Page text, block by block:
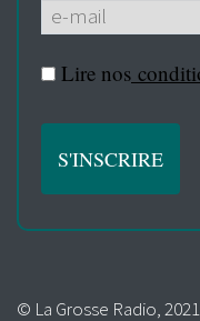
Lire nos
© La Grosse Radio, 2021